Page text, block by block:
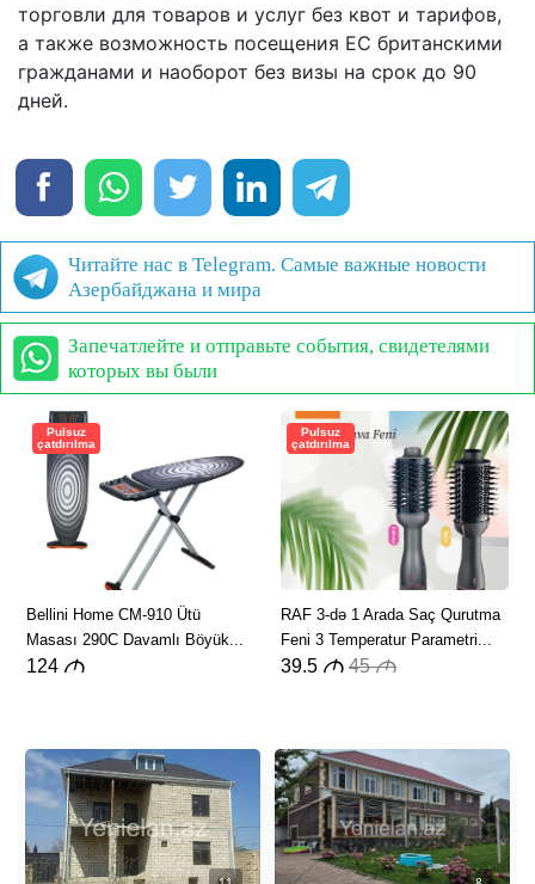
торговли для товаров и услуг без квот и тарифов,
а также возможность посещения ЕС британскими
гражданами и наоборот без визы на срок до 90
дней.
Читайте нас в Telegram. Самые важные новости
Азербайджана и мира
Запечатлейте и отправьте события, свидетелями
которых вы были